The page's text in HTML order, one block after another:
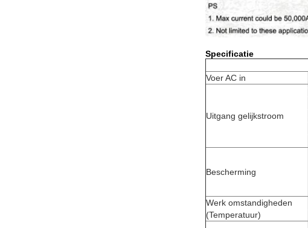
Specificatie
Voer AC in
Uitgang gelijkstroom
Bescherming
Werk omstandigheden
(Temperatuur)